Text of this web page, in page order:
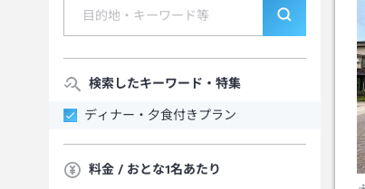
検索したキーワード・特集
ディナー・夕食付きプラン
料金 / おとな1名あたり